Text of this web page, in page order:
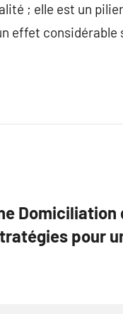
; elle est un
effet considérable
pour